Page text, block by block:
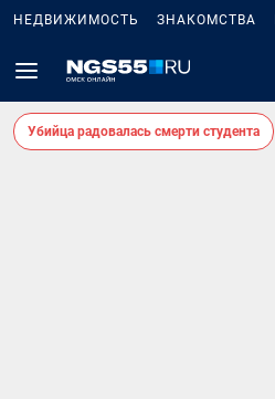
НЕДВИЖИМОСТЬ ЗНАКОМСТВА
Убийца радовалась смерти студента